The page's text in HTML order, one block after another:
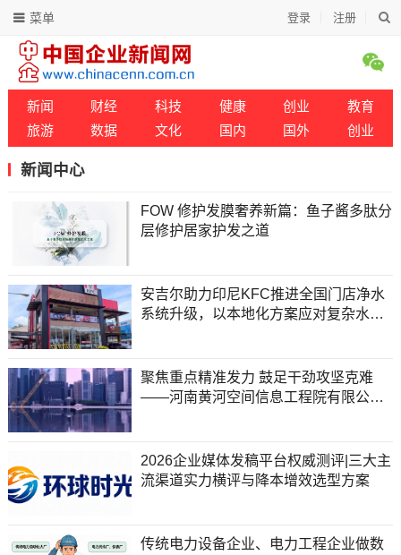
登录 注册
菜单
新闻 财经 科技 健康 创业
教育
旅游
数据 文化 国内 国外 创业
新闻中心
FOW 修护发膜奢养新篇：鱼子酱多肽分
层修护居家护发之道
安吉尔助力印尼KFC推进全国门店净水
系统升级，以本地化方案应对复杂水质
聚焦重点精准发力 鼓足干劲攻坚克难
——河南黄河空间信息工程院有限公司
2026企业媒体发稿平台权威测评|三大主
流渠道实力横评与降本增效选型方案
传统电力设备企业、电力工程企业做数